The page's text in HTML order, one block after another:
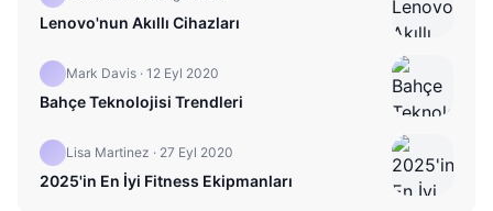
Lenovo'nun Akıllı Cihazları
Mark Davis · 12 Eyl 2020
Bahçe Teknolojisi Trendleri
Lisa Martinez · 27 Eyl 2020
2025'in En İyi Fitness Ekipmanları